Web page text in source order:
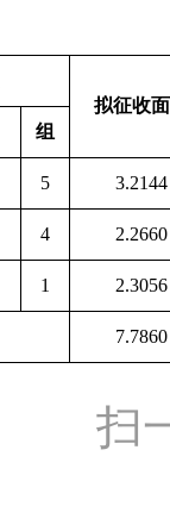
拟征收
组
5 3.2144
4 2.2660
1 2.3056
7.7860
扫